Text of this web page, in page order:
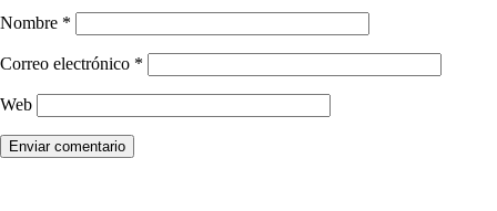
Nombre *
Correo electrónico *
Web